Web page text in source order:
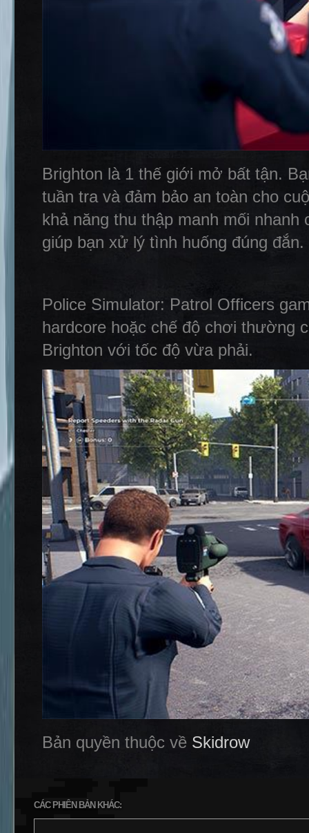
Brighton là 1 thế giới mở bất tận.
tuần tra và đảm bảo an toàn cho
khả năng thu thập manh mối
giúp bạn xử lý tình huống đúng đắn.
Police Simulator: Patrol Officers
hardcore hoặc chế độ chơi thường
Brighton với tốc độ vừa phải.
Bản quyền thuộc về Skidrow
CÁC PHIÊN BẢN KHÁC: